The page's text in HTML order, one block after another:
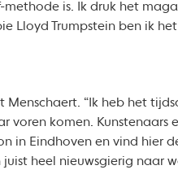
is. Ik druk het
Lloyd Trumpstein ben ik
Menschaert. “Ik heb het
voren komen.
in Eindhoven en vind hier
heel nieuwsgierig naar